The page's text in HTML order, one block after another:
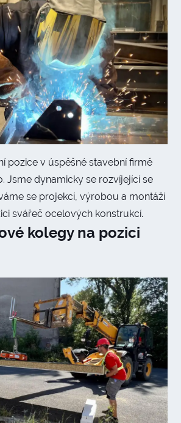
pozice v úspěšné stavební firmě
Jsme dynamicky se rozvíjející se
se projekcí, výrobou a montáží
svářeč ocelových konstrukcí.
kolegy na pozici